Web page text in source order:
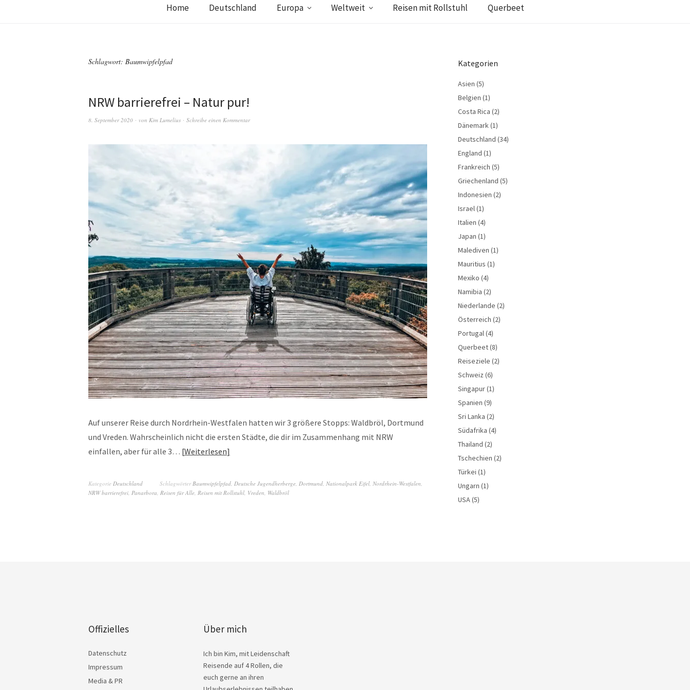
Home Deutschland Europa Weltweit Reisen mit Rollstuhl Querbeet
Schlagwort: Baumwipfelpfad
NRW barrierefrei – Natur pur!
8. September 2020 von Kim Lumelius Schreibe einen Kommentar
Auf unserer Reise durch Nordrhein-Westfalen hatten wir 3 größere Stopps: Waldbröl, Dortmund
und Vreden. Wahrscheinlich nicht die ersten Städte, die dir im Zusammenhang mit NRW
einfallen, aber für alle 3… Weiterlesen
Kategorie Deutschland SchlagwörterBaumwipfelpfad, Deutsche Jugendherberge, Dortmund, Nationalpark Eifel, Nordrhein-Westfalen,
NRW barrierefrei, Panarbora, Reisen für Alle, Reisen mit Rollstuhl, Vreden, Waldbröl
Kategorien
Asien (5)
Belgien (1)
Costa Rica (2)
Dänemark(1)
Deutschland (34)
England (1)
Frankreich (5)
Griechenland (5)
Indonesien (2)
Israel(1)
Italien (4)
Japan (1)
Malediven (1)
Mauritius (1)
Mexiko (4)
Namibia (2)
Niederlande (2)
Österreich (2)
Portugal(4)
Querbeet(8)
Reiseziele (2)
Schweiz (6)
Singapur(1)
Spanien (9)
Sri Lanka (2)
Südafrika (4)
Thailand (2)
Tschechien (2)
Türkei (1)
Ungarn (1)
USA(5)
Offizielles
Datenschutz
Impressum
Media & PR
Über mich
Ich bin Kim, mit Leidenschaft
Reisende auf 4 Rollen, die
euch gerne an ihren